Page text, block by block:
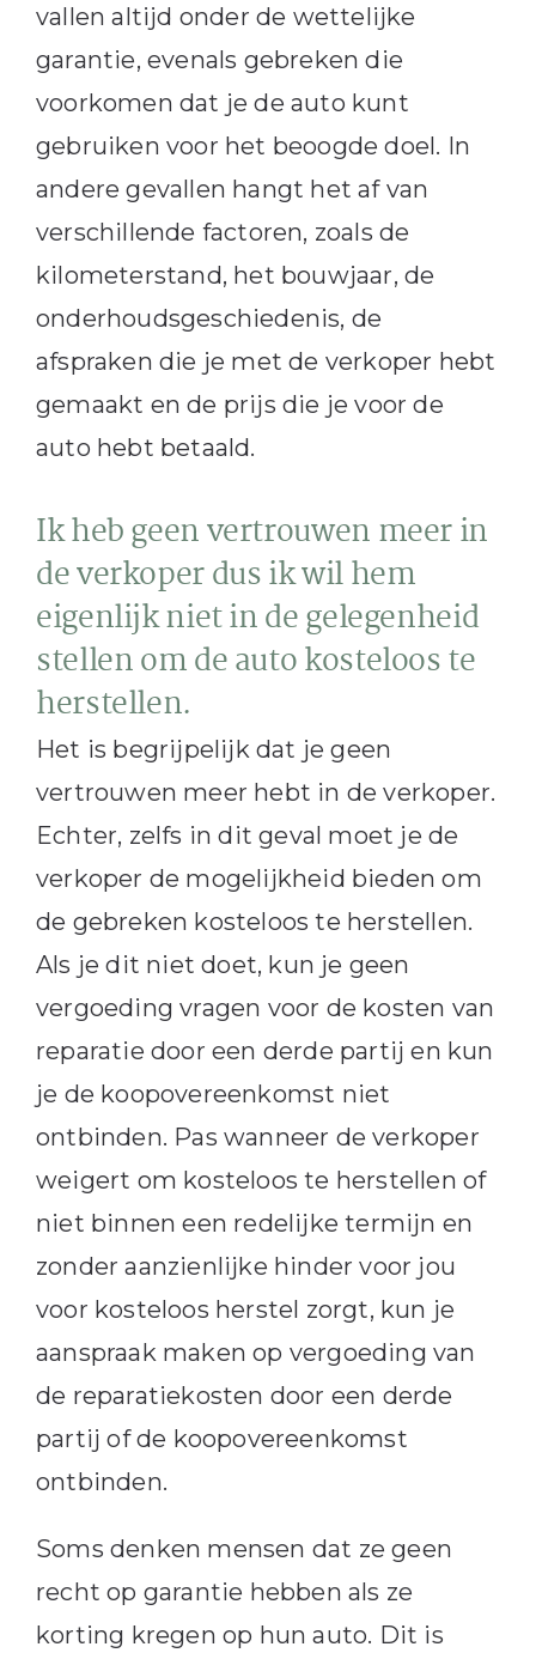
vallen altijd onder de wettelijke
garantie, evenals gebreken die
voorkomen dat je de auto kunt
gebruiken voor het beoogde doel. In
andere gevallen hangt het af van
verschillende factoren, zoals de
kilometerstand, het bouwjaar, de
onderhoudsgeschiedenis, de
afspraken die je met de verkoper hebt
gemaakt en de prijs die je voor de
auto hebt betaald.
Ik heb geen vertrouwen meer in
de verkoper dus ik wil hem
eigenlijk niet in de gelegenheid
stellen om de auto kosteloos te
herstellen.
Het is begrijpelijk dat je geen
vertrouwen meer hebt in de verkoper.
Echter, zelfs in dit geval moet je de
verkoper de mogelijkheid bieden om
de gebreken kosteloos te herstellen.
Als je dit niet doet, kun je geen
vergoeding vragen voor de kosten van
reparatie door een derde partij en kun
je de koopovereenkomst niet
ontbinden. Pas wanneer de verkoper
weigert om kosteloos te herstellen of
niet binnen een redelijke termijn en
zonder aanzienlijke hinder voor jou
voor kosteloos herstel zorgt, kun je
aanspraak maken op vergoeding van
de reparatiekosten door een derde
partij of de koopovereenkomst
ontbinden.
Soms denken mensen dat ze geen
recht op garantie hebben als ze
korting kregen op hun auto. Dit is